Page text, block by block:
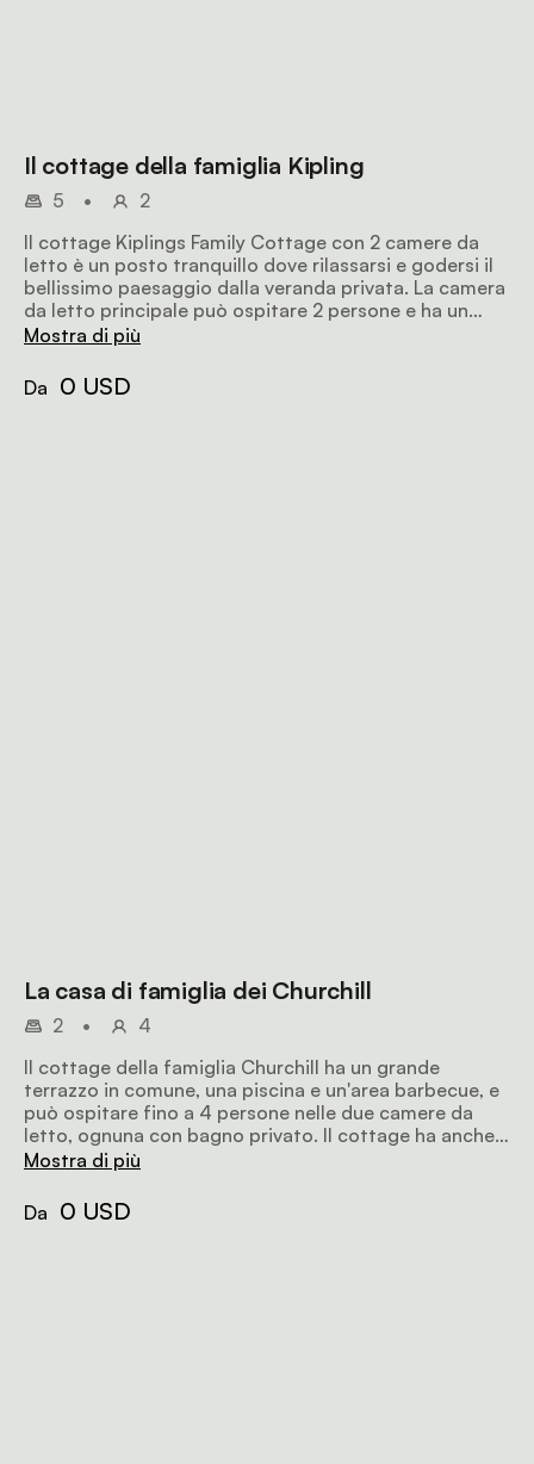
Il cottage della famiglia Kipling
5 •
2
Il cottage Kiplings Family Cottage con 2 camere da
letto è un posto tranquillo dove rilassarsi e godersi il
bellissimo paesaggio dalla veranda privata. La camera
da letto principale può ospitare 2 persone e ha un
bagno privato e un caminetto. La seconda camera ha
privato.
Mostra di più
Da 0 USD
La casa di famiglia dei Churchill
2 •
4
Il cottage della famiglia Churchill ha un grande
terrazzo in comune, una piscina e un'area barbecue, e
può ospitare fino a 4 persone nelle due camere da
letto, ognuna con bagno privato. Il cottage ha anche
una cucina, un salotto e una zona pranzo.
Mostra di più
Da 0 USD